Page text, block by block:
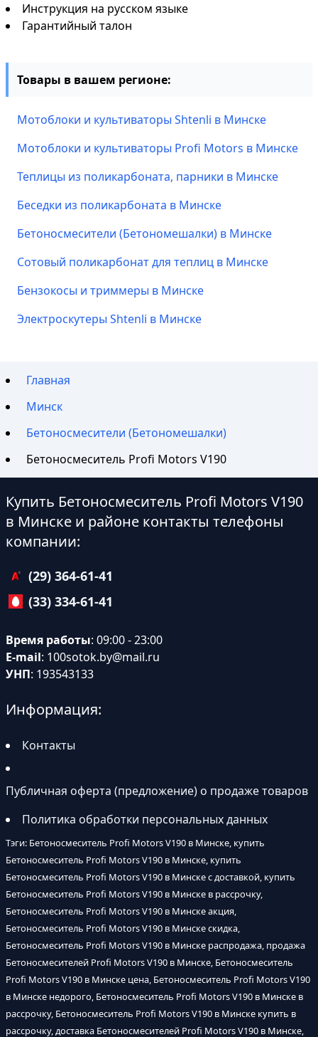
Инструкция на русском языке
Гарантийный талон
Товары в вашем регионе:
Мотоблоки и культиваторы Shtenli в Минске
Мотоблоки и культиваторы Profi Motors в Минске
Теплицы из поликарбоната, парники в Минске
Беседки из поликарбоната в Минске
Бетоносмесители (Бетономешалки) в Минске
Сотовый поликарбонат для теплиц в Минске
Бензокосы и триммеры в Минске
Электроскутеры Shtenli в Минске
Главная
Минск
Бетоносмесители (Бетономешалки)
Бетоносмеситель Profi Motors V190
Купить Бетоносмеситель Profi Motors V190
в Минске и районе контакты телефоны
компании:
(29) 364-61-41
(33) 334-61-41
Время работы: 09:00 - 23:00
E-mail: 100sotok.by@mail.ru
УНП: 193543133
Информация:
Контакты
Публичная оферта (предложение) о продаже товаров
Политика обработки персональных данных
Тэги: Бетоносмеситель Profi Motors V190 в Минске, купить
Бетоносмеситель Profi Motors V190 в Минске, купить
Бетоносмеситель Profi Motors V190 в Минске с доставкой, купить
Бетоносмеситель Profi Motors V190 в Минске в рассрочку,
Бетоносмеситель Profi Motors V190 в Минске акция,
Бетоносмеситель Profi Motors V190 в Минске скидка,
Бетоносмеситель Profi Motors V190 в Минске распродажа, продажа
Бетоносмесителей Profi Motors V190 в Минске, Бетоносмеситель
Profi Motors V190 в Минске цена, Бетоносмеситель Profi Motors V190
в Минске недорого, Бетоносмеситель Profi Motors V190 в Минске в
рассрочку, Бетоносмеситель Profi Motors V190 в Минске купить в
рассрочку, доставка Бетоносмесителей Profi Motors V190 в Минске,